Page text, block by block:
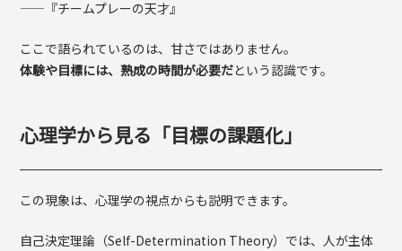
——『チームプレーの天才』
ここで語られているのは、甘さではありません。
体験や目標には、熟成の時間が必要だという認識です。
心理学から見る「目標の課題化」
この現象は、心理学の視点からも説明できます。
自己決定理論（Self-Determination Theory）では、人が主体